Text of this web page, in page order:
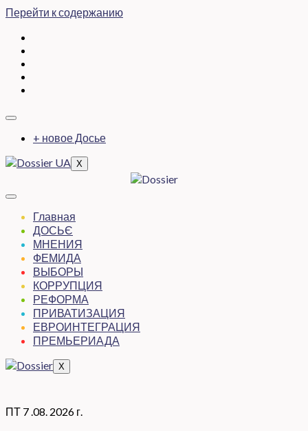
Перейти к содержанию
+ новое Досье
X
Главная
ДОСЬЄ
МНЕНИЯ
ФЕМИДА
ВЫБОРЫ
КОРРУПЦИЯ
РЕФОРМА
ПРИВАТИЗАЦИЯ
ЕВРОИНТЕГРАЦИЯ
ПРЕМЬЕРИАДА
X
ПТ 7 .08. 2026 г.